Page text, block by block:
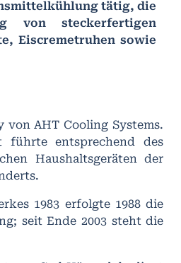
tätig, die
von steckerfertigen
Eiscremetruhen sowie
AHT Cooling Systems.
führte entsprechend des
Haushaltsgeräten der
1983 erfolgte 1988 die
seit Ende 2003 steht die